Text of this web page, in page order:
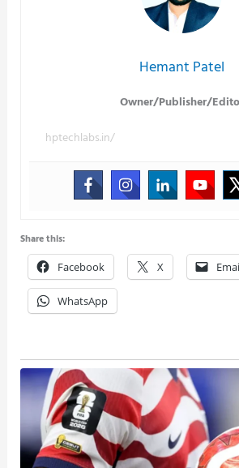
Hemant Patel
Owner/Publisher/
hptechlabs.in/
Share this:
Facebook X
WhatsApp